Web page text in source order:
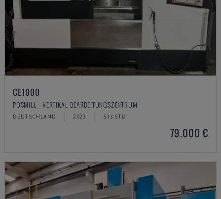
CE1000
POSMILL - VERTIKAL-BEARBEITUNGSZENTRUM
DEUTSCHLAND 2023 533 STD
79.000 €